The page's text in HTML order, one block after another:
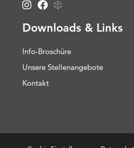
Downloads & Links
Info-Broschüre
Unsere Stellenangebote
Kontakt